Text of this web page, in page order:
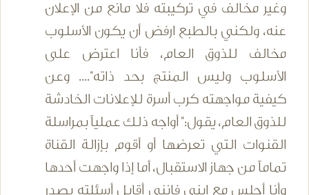
وغير مخالف في تركيبته فلا مانع من الإعلان
عنه، ولكني بالطبع ارفض أن يكون الأسلوب
مخالف للذوق العام، فأنا اعترض على
الأسلوب وليس المنتج بحد ذاته".... وعن
كيفية مواجهته كرب أسرة للإعلانات الخادشة
للذوق العام، يقول:" أواجه ذلك عملياً بمراسلة
القنوات التي تعرضها أو أقوم بإزالة القناة
تماماً من جهاز الاستقبال، أما إذا واجهت أحدها
وأنا أجلس مع ابني فإنني أقابل أسئلته بصدر